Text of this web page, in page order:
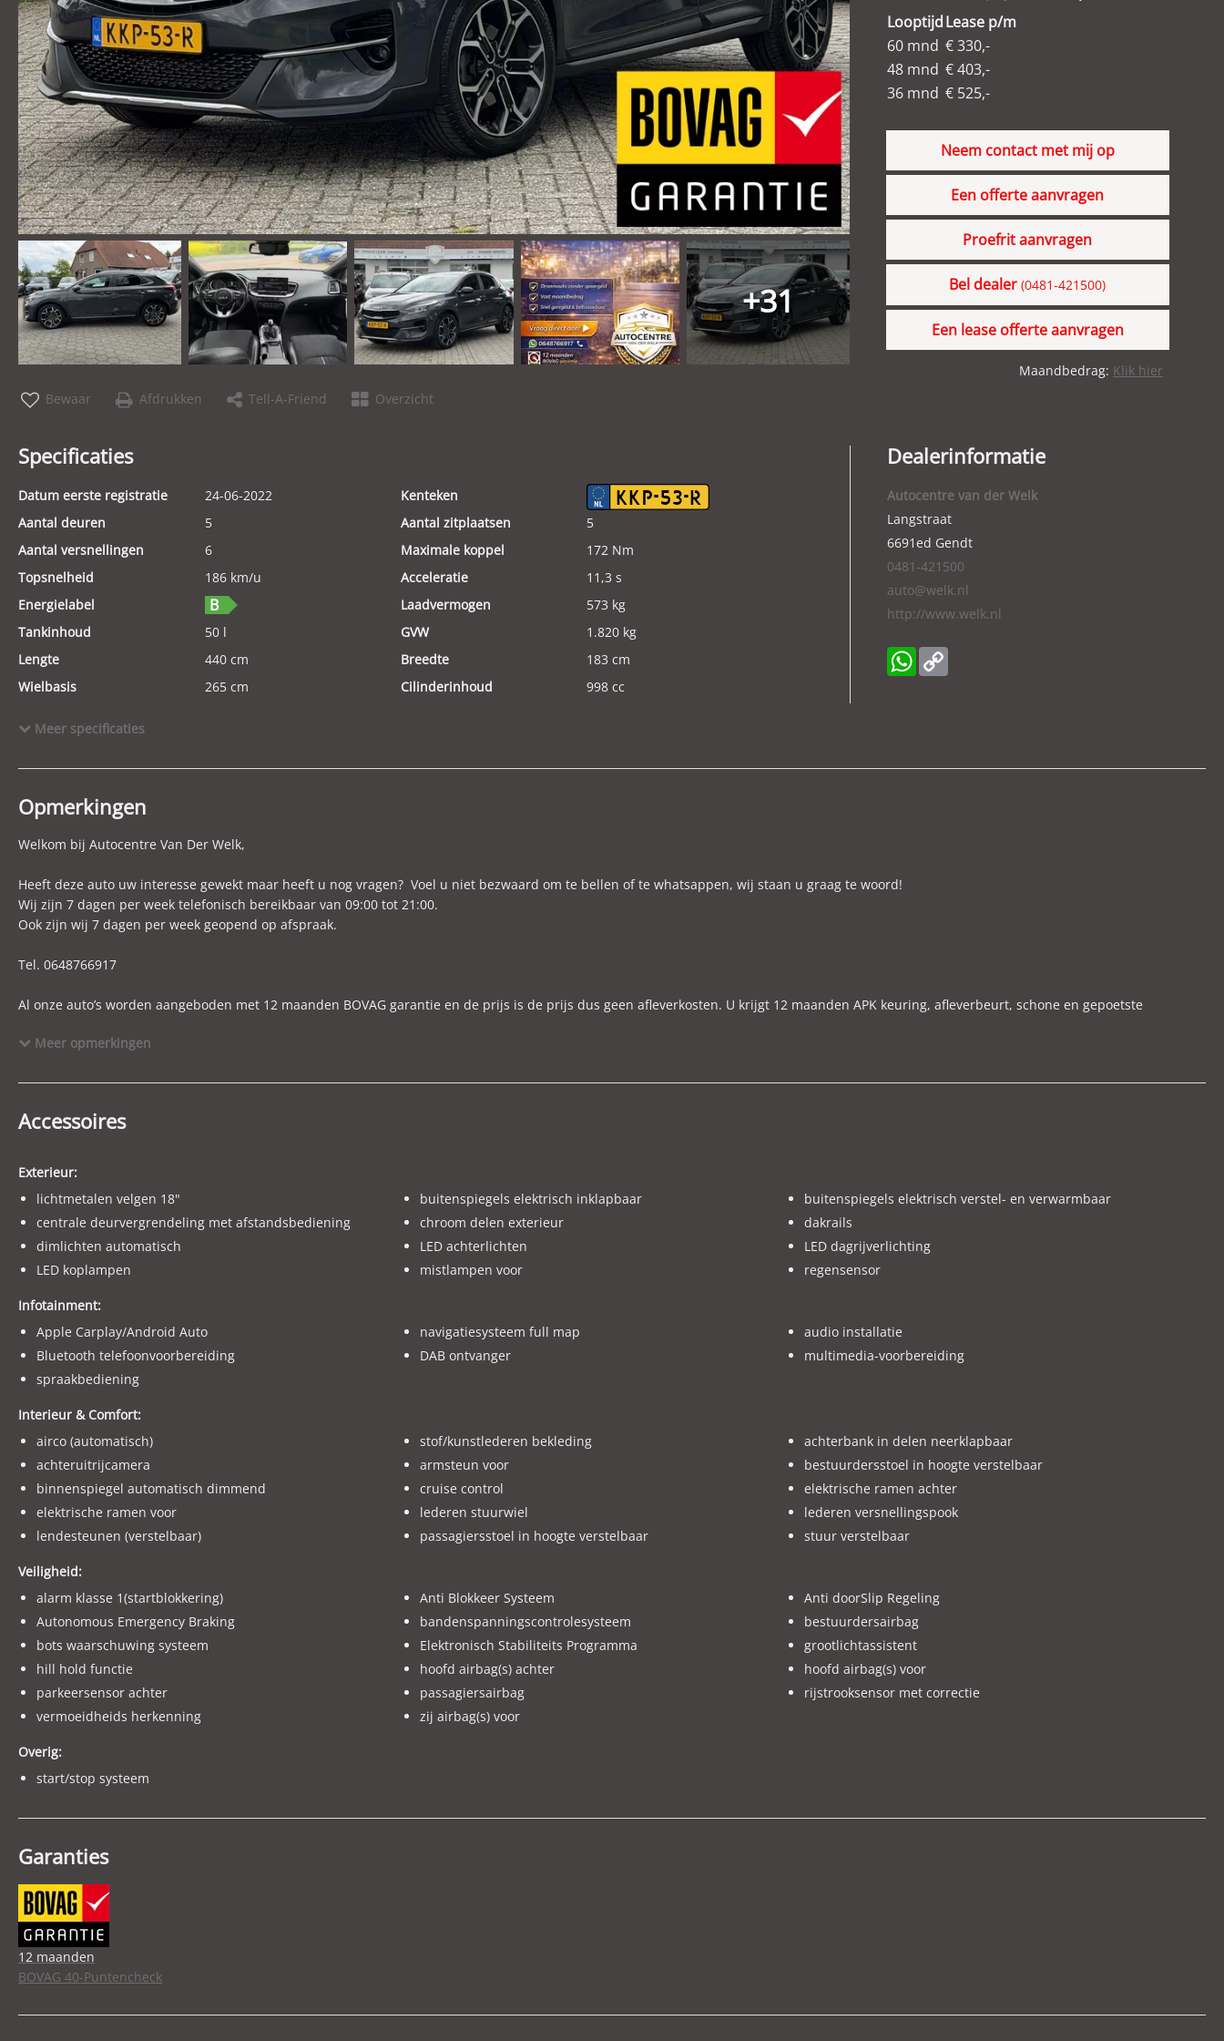
+31
LooptijdLease p/m
60 mnd € 330,-
48 mnd € 403,-
36 mnd € 525,-
Neem contact met mij op
Een offerte aanvragen
Proefrit aanvragen
Bel dealer(0481-421500)
Een lease offerte aanvragen
Maandbedrag: Klik hier
Bewaar
Afdrukken Tell-A-Friend Overzicht
Specificaties
Datum eerste registratie 24-06-2022 Kenteken KKP-53-R
Aantal deuren 5 Aantal zitplaatsen
5
Aantal versnellingen
6 Maximale koppel
172 Nm
Topsnelheid
186 km/u Acceleratie
11,3 s
Energielabel
Laadvermogen
573 kg
Tankinhoud
50 l GVW
1.820 kg
Lengte
440 cm Breedte
183 cm
Wielbasis
265 cm Cilinderinhoud
998 cc
Motorrijtuigenbelasting
Modeldatum vanaf
2019 Modeldatum tot
2022
Aandrijving
Max. trekgewicht
Gecombineerd verbruik
6,1 l/100km
BTW verrekenbaar
Nee (margeregeling) Bijtellingspercentage
22%
APK
bij aflevering Bekleding
WLTP-verbruik gecombineerd
6,1 l/100km
Meer specificaties
Dealerinformatie
Autocentre van der Welk
Langstraat
6691ed Gendt
0481-421500
auto@welk.nl
http://www.welk.nl
WhatsApp
Opmerkingen
Welkom bij Autocentre Van Der Welk,
Heeft deze auto uw interesse gewekt maar heeft u nog vragen? Voel u niet bezwaard om te bellen of te whatsappen, wij staan u graag te woord!
Wij zijn 7 dagen per week telefonisch bereikbaar van 09:00 tot 21:00.
Ook zijn wij 7 dagen per week geopend op afspraak.
Tel. 0648766917
Al onze auto’s worden aangeboden met 12 maanden BOVAG garantie en de prijs is de prijs dus geen afleverkosten. U krijgt 12 maanden APK keuring, afleverbeurt, schone en gepoetste
ruilen alles in denk hierbij aan een motor, scooter, boot, aanhanger Etc. )
Voor onze actuele aanbod kijk op WWW.WELK.NL
Met vriendelijke groet en tot snel ! Bij Autocentre Van Der Welk.
Controleer altijd zelf de uitvoering en opties die voor u belangrijk zijn voordat u de beslissing neemt.
Meer opmerkingen
Accessoires
Exterieur:
lichtmetalen velgen 18"
buitenspiegels elektrisch inklapbaar
buitenspiegels elektrisch verstel- en verwarmbaar
centrale deurvergrendeling met afstandsbediening
chroom delen exterieur
dakrails
dimlichten automatisch
LED achterlichten
LED dagrijverlichting
LED koplampen
mistlampen voor regensensor
Infotainment:
Apple Carplay/Android Auto
navigatiesysteem full map
audio installatie
Bluetooth telefoonvoorbereiding
DAB ontvanger
multimedia-voorbereiding
spraakbediening
Interieur & Comfort:
airco (automatisch)
stof/kunstlederen bekleding
achterbank in delen neerklapbaar
achteruitrijcamera
armsteun voor
bestuurdersstoel in hoogte verstelbaar
binnenspiegel automatisch dimmend
cruise control
elektrische ramen achter
elektrische ramen voor
lederen stuurwiel
lederen versnellingspook
lendesteunen (verstelbaar)
passagiersstoel in hoogte verstelbaar stuur verstelbaar
Veiligheid:
alarm klasse 1(startblokkering)
Anti Blokkeer Systeem
Anti doorSlip Regeling
Autonomous Emergency Braking
bandenspanningscontrolesysteem
bestuurdersairbag
bots waarschuwing systeem
Elektronisch Stabiliteits Programma
grootlichtassistent
hill hold functie
hoofd airbag(s) achter
hoofd airbag(s) voor
parkeersensor achter
passagiersairbag
rijstrooksensor met correctie
vermoeidheids herkenning
zij airbag(s) voor
Overig:
start/stop systeem
Garanties
12 maanden
BOVAG 40-Puntencheck